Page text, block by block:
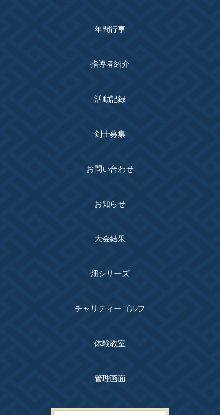
年間行事
指導者紹介
活動記録
剣士募集
お問い合わせ
お知らせ
大会結果
畑シリーズ
チャリティーゴルフ
体験教室
管理画面